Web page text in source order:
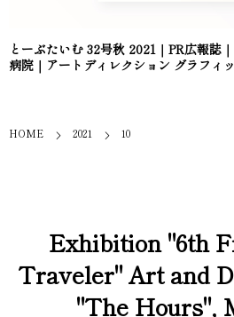
とーぶたいむ 32号秋 2021｜PR広報誌
病院｜アートディレクション グラフィ
HOME 2021 10
Exhibition "6th
Traveler" Art and
"The Hours",